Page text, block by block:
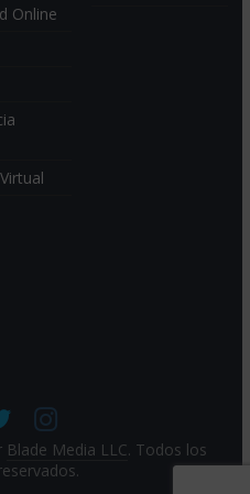
Online
Blade Media LLC. Todos los